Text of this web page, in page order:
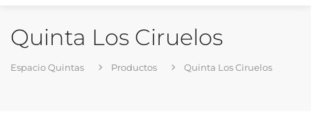
Quinta Los Ciruelos
Espacio Quintas Productos Quinta Los Ciruelos